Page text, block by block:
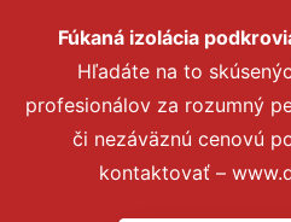
Fúkaná izolácia
Hľadáte na to
profesionálov za rozumný
či nezáväznú cenovú
kontaktovať –